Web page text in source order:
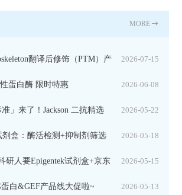
MORE
2026-07-15
翻译后修饰（PTM）产
2026-06-08
蛋白酶 限时特惠
2026-05-22
」来了！Jackson 二抗精选
无！ 2026-05-18
剂盒：酶活检测+抑制剂筛选
赠京东卡 2026-05-15
研人要Epigentek试剂盒+京东
2026-05-13
蛋白&GEF产品线大促啦~